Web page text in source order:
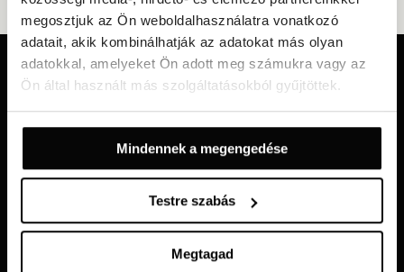
megosztjuk az Ön weboldalhasználatra vonatkozó
adatait, akik kombinálhatják az adatokat más olyan
adatokkal, amelyeket Ön adott meg számukra vagy az
Ön által használt más szolgáltatásokból gyűjtöttek.
Mindennek a megengedése
Testre szabás
Megtagad
Kapja meg legújabb ajánlatainkat és híreinket
REGISZTRÁLJON MOST
Kapcsolat